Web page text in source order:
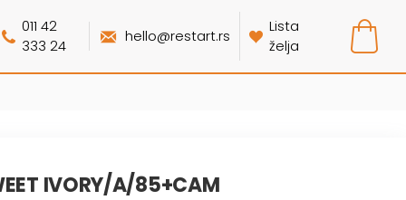
011 42
333 24
hello@restart.rs
Lista
želja
IVORY/A/85+CAM